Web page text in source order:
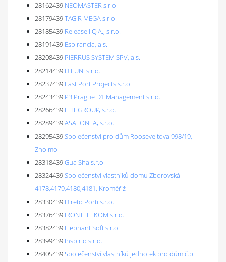
28162439 NEOMASTER s.r.o.
28179439TAGIR MEGA s.r.o.
28185439 Release I.Q.A., s.r.o.
28191439 Espirancia, a s.
28208439 PIERRUS SYSTEM SPV, a.s.
28214439 DILUNI s.r.o.
28237439 East Port Projects s.r.o.
28243439 P3 Prague D1 Management s.r.o.
28266439 EHT GROUP, s.r.o.
28289439ASALONTA, s.r.o.
28295439Společenství pro dům Rooseveltova 998/19,
Znojmo
28318439Gua Sha s.r.o.
28324439Společenství vlastníků domu Zborovská
4178,4179,4180,4181, Kroměříž
28330439 Direto Porti s.r.o.
28376439 IRONTELEKOM s.r.o.
28382439 Elephant Soft s.r.o.
28399439 Inspirio s.r.o.
28405439Společenství vlastníků jednotek pro dům č.p.